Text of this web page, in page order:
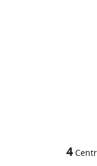
4